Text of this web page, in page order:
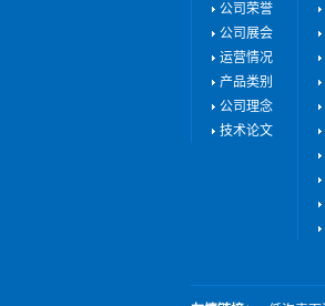
公司荣誉
公司展会
运营情况
产品类别
公司理念
技术论文